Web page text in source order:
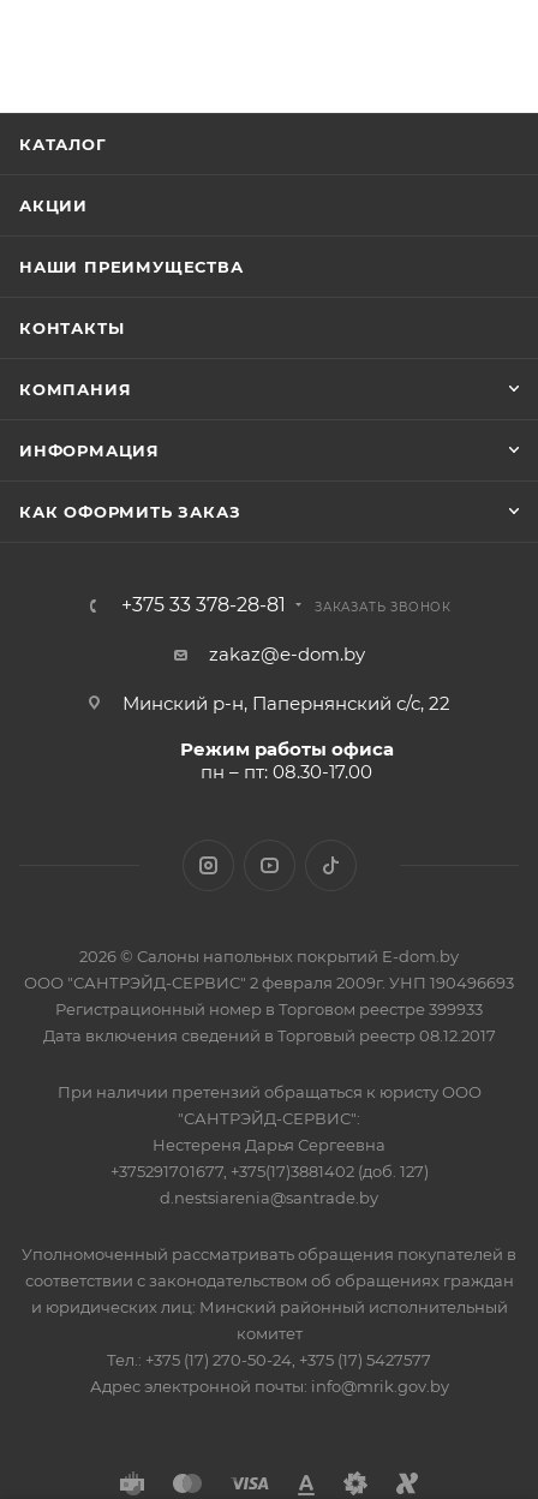
КАТАЛОГ
АКЦИИ
НАШИ ПРЕИМУЩЕСТВА
КОНТАКТЫ
КОМПАНИЯ
ИНФОРМАЦИЯ
КАК ОФОРМИТЬ ЗАКАЗ
+375 33 378-28-81 ЗАКАЗАТЬ ЗВОНОК
zakaz@e-dom.by
Минский р-н, Папернянский с/с, 22
Режим работы офиса
пн – пт: 08.30-17.00
2026 © Салоны напольных покрытий E-dom.by
ООО "САНТРЭЙД-СЕРВИС" 2 февраля 2009г. УНП 190496693
Регистрационный номер в Торговом реестре 399933
Дата включения сведений в Торговый реестр 08.12.2017
При наличии претензий обращаться к юристу ООО
"САНТРЭЙД-СЕРВИС":
Нестереня Дарья Сергеевна
+375291701677, +375(17)3881402 (доб. 127)
d.nestsiarenia@santrade.by
Уполномоченный рассматривать обращения покупателей в
соответствии с законодательством об обращениях граждан
и юридических лиц: Минский районный исполнительный
комитет
Тел.: +375 (17) 270-50-24, +375 (17) 5427577
Адрес электронной почты: info@mrik.gov.by